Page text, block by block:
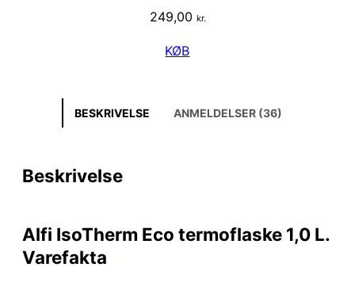
249,00 kr.
KØB
BESKRIVELSE ANMELDELSER (36)
Beskrivelse
Alfi IsoTherm Eco termoflaske 1,0 L.
Varefakta